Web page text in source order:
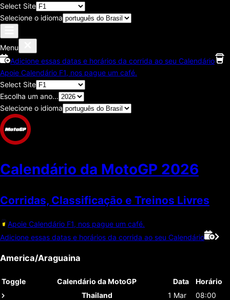
Select Site
Selecione o idioma
Menu
Adicione essas datas e horários da corrida ao seu Calendário
Apoie Calendário F1, nos pague um café.
Select Site
Escolha um ano...
Selecione o idioma
Calendário da MotoGP 2026
Corridas, Classificaçāo e Treinos Livres
Apoie Calendário F1, nos pague um café.
Adicione essas datas e horários da corrida ao seu Calendário
America/Araguaina
Toggle Calendário da MotoGP Data
Horário
Thailand
1 Mar
08:00